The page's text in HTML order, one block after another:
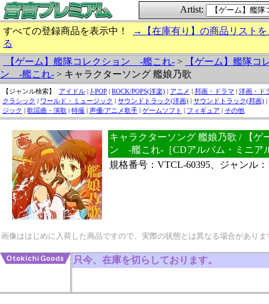
Artist:
すべての登録商品を表示中！
→【在庫有り】の商品リストを
る
【ゲーム】艦隊コレクション -艦これ- >
【ゲーム】艦隊コ
ン -艦これ- > キャラクターソング 艦娘乃歌
【ジャンル検索】 アイドル | J-POP | ROCK/POPS(洋楽) | アニメ | 邦画・ドラマ | 洋画・ド
クラシック | ワールド・ミュージック | サウンドトラック(洋画) | サウンドトラック(邦画) |
ジック | 歌謡曲・演歌 | 特撮 | 声優/アニメ歌手 | ゲームソフト | フィギュア | その他
キャラクターソング 艦娘乃歌 / 【ゲ
ン -艦これ-［CDアルバム・ミニア
規格番号：VTCL-60395、ジャンル
画像ははじめに入荷した商品ですので、実際の状態とは異なる場合があり
只今、在庫を切らしております。